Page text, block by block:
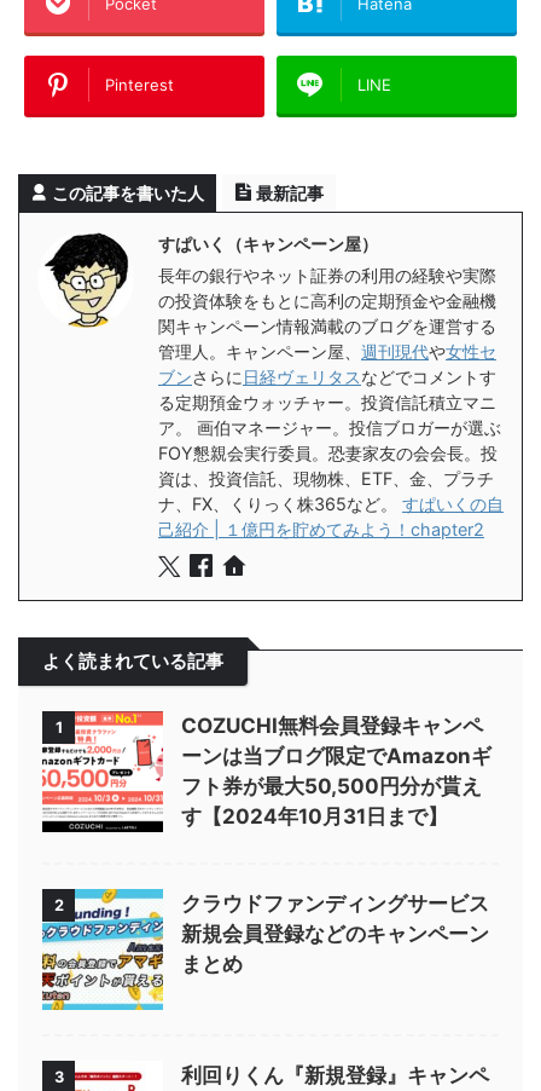
Pinterest LINE
この記事を書いた人 最新記事
すぱいく（キャンペーン屋）
長年の銀行やネット証券の利用の経験や実際
の投資体験をもとに高利の定期預金や金融機
関キャンペーン情報満載のブログを運営する
管理人。キャンペーン屋、 週刊現代や女性セ
ブンさらに 日経ヴェリタスなどでコメントす
る定期預金ウォッチャー。投資信託積立マニ
ア。 画伯マネージャー。投信ブロガーが選ぶ
FOY懇親会実行委員。恐妻家友の会会長。投
資は、投資信託、現物株、ETF、金、プラチ
ナ、FX、くりっく株365など。 すぱいくの自
己紹介 | １億円を貯めてみよう！chapter2
よく読まれている記事
1
COZUCHI無料会員登録キャンペ
ーンは当ブログ限定でAmazonギ
フト券が最大50,500円分が貰え
す【2024年10月31日まで】
2
クラウドファンディングサービス
新規会員登録などのキャンペーン
まとめ
3
利回りくん『新規登録』キャンペ